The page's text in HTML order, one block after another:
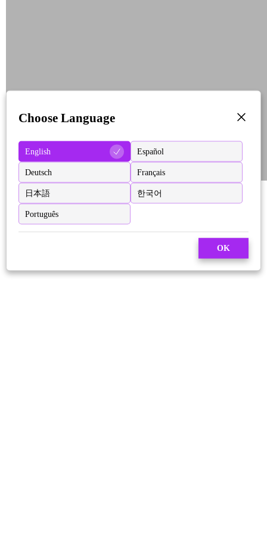
Choose Language
English Español
Deutsch Français
日本語 한국어
Português
OK